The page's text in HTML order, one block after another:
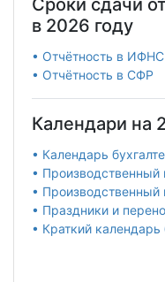
Сроки сдачи
в 2026 году
• Отчётность в ИФНС
• Отчётность в СФР
Календари на
• Календарь
•
•
• Праздники и
• Краткий календарь